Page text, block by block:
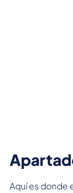
Aquí es donde